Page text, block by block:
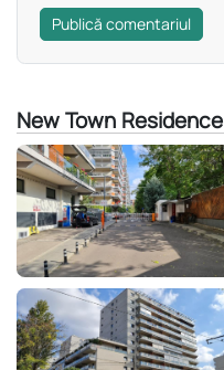
Publică comentariul
New Town Residence